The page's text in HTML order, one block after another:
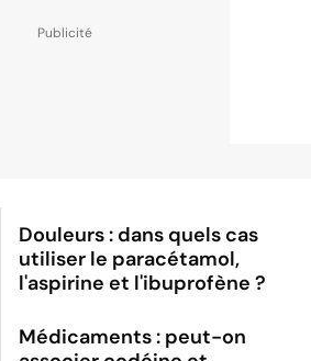
Douleurs : dans quels cas
utiliser le paracétamol,
l'aspirine et l'ibuprofène ?
Médicaments : peut-on